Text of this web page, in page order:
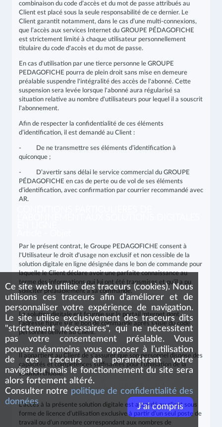
combinaison du code d’accès et du mot de passe attribués au
Client est placé sous la seule responsabilité de ce dernier. Le
Client garantit notamment, dans le cas d’une multi-connexions,
que l’accès aux services Internet du GROUPE PÉDAGOFICHE
est strictement limité à chaque utilisateur personnellement
titulaire du code d'accès et du mot de passe.
En cas d'utilisation par une tierce personne le GROUPE
PEDAGOFICHE pourra de plein droit sans mise en demeure
préalable suspendre l'intégralité des accès de l'abonné. Cette
suspension sera levée lorsque l'abonné aura régularisé sa
situation relative au nombre d'utilisateurs pour lequel il a souscrit
l'abonnement.
Afin de respecter la confidentialité de ces éléments
d’identification, il est demandé au Client :
- De ne transmettre ses éléments d’identification à
quiconque ;
- D’avertir sans délai le service commercial du GROUPE
PÉDAGOFICHE en cas de perte ou de vol de ses éléments
d’identification, avec confirmation par courrier recommandé avec
AR.
Par le présent contrat, le Groupe PEDAGOFICHE consent à
l'Utilisateur le droit d'usage non exclusif et non cessible de la
solution digitale en ligne désignée dans le bon de commande pour
laquelle le Client déclare avoir une parfaite connaissance au
terme des informations qui lui ont été transmises et qu’il a pu
solliciter préalablement à sa commande.
Article - Description de la fourniture
La solution digitale est fournie sur le portail internet dont
l’adresse figure sur le bon de commande après saisie du code
personnel délivré au Client.
Article - Formation
Il appartient au Client de s'assurer que son personnel dispose des
capacités et compétences suffisantes pour l’utilisation de la
solution choisie.
Article - Conditions d'utilisation/ nombre
d’utilisateurs
L’accès à la présente solution digitale est accordé au client sous
forme de licence d’utilisation exclusive à partir d’un seul poste de
travail ou d’un nombre correspondant aux nombres de
Ce site web utilise des traceurs (cookies). Nous
utilisons ces traceurs afin d'améliorer et de
personnaliser votre expérience de navigation.
Le site utilise exclusivement des traceurs dits
"strictement nécessaires", qui ne nécessitent
pas votre consentement préalable. Vous
pouvez néanmoins vous opposer à l’utilisation
de ces traceurs en paramétrant votre
navigateur mais le fonctionnement du site sera
alors fortement altéré.
Consulter notre politique de confidentialité des
données
J'ai compris